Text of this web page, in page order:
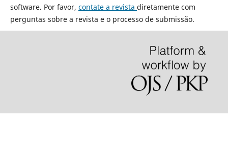
software. Por favor, contate a revista diretamente com
perguntas sobre a revista e o processo de submissão.